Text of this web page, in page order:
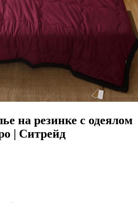
на резинке с одеялом
| Ситрейд